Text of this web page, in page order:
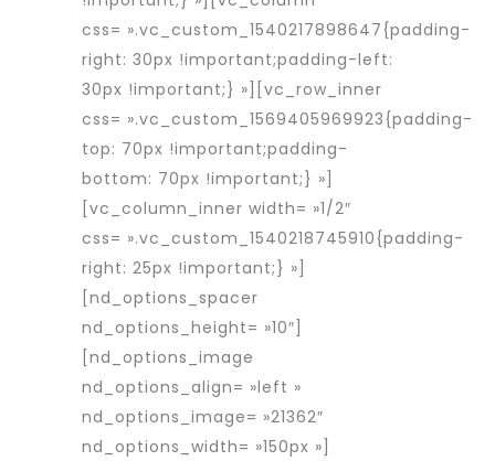
css= ».vc_custom_1540217898647{padding-
right: 30px !important;padding-left:
30px !important;} »][vc_row_inner
css= ».vc_custom_1569405969923{padding-
top: 70px !important;padding-
bottom: 70px !important;} »]
[vc_column_inner width= »1/2″
css= ».vc_custom_1540218745910{padding-
right: 25px !important;} »]
[nd_options_spacer
nd_options_height= »10″]
[nd_options_image
nd_options_align= »left »
nd_options_image= »21362″
nd_options_width= »150px »]